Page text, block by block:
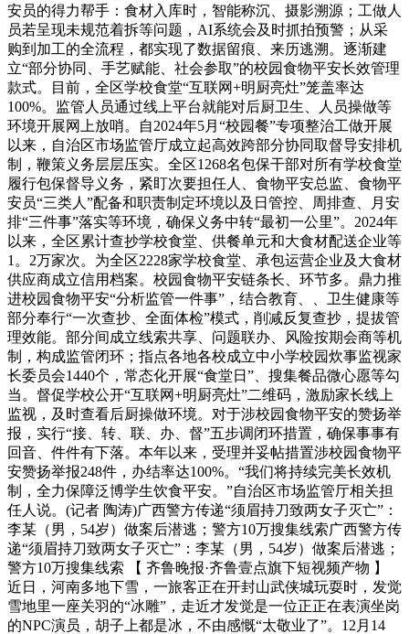
安员的得力帮手：食材入库时，智能称沉、摄影溯源；工做人
员若呈现未规范着拆等问题，AI系统会及时抓拍预警；从采
购到加工的全流程，都实现了数据留痕、来历逃溯。逐渐建
立“部分协同、手艺赋能、社会参取”的校园食物平安长效管理
款式。目前，全区学校食堂“互联网+明厨亮灶”笼盖率达
100%。监管人员通过线上平台就能对后厨卫生、人员操做等
环境开展网上放哨。自2024年5月“校园餐”专项整治工做开展
以来，自治区市场监管厅成立起高效跨部分协同取督导安排机
制，鞭策义务层层压实。全区1268名包保干部对所有学校食堂
履行包保督导义务，紧盯次要担任人、食物平安总监、食物平
安员“三类人”配备和职责制定环境以及日管控、周排查、月安
排“三件事”落实等环境，确保义务中转“最初一公里”。2024年
以来，全区累计查抄学校食堂、供餐单元和大食材配送企业等
1。2万家次。为全区2228家学校食堂、承包运营企业及大食材
供应商成立信用档案。校园食物平安链条长、环节多。鼎力推
进校园食物平安“分析监管一件事”，结合教育、、卫生健康等
部分奉行“一次查抄、全面体检”模式，削减反复查抄，提拔管
理效能。部分间成立线索共享、问题联办、风险按期会商等机
制，构成监管闭环；指点各地各校成立中小学校园炊事监视家
长委员会1440个，常态化开展“食堂日”、搜集餐品微心愿等勾
当。督促学校公开“互联网+明厨亮灶”二维码，激励家长线上
监视，及时查看后厨操做环境。对于涉校园食物平安的赞扬举
报，实行“接、转、联、办、督”五步调闭环措置，确保事事有
回音、件件有下落。本年以来，受理并妥帖措置涉校园食物平
安赞扬举报248件，办结率达100%。“我们将持续完美长效机
制，全力保障泛博学生饮食平安。”自治区市场监管厅相关担
任人说。(记者 陶涛)广西警方传递“须眉持刀致两女子灭亡”：
李某（男，54岁）做案后潜逃；警方10万搜集线索广西警方传
递“须眉持刀致两女子灭亡”：李某（男，54岁）做案后潜逃；
警方10万搜集线索 【 齐鲁晚报·齐鲁壹点旗下短视频产物 】
近日，河南多地下雪，一旅客正在开封山武侠城玩耍时，发觉
雪地里一座关羽的“冰雕”，走近才发觉是一位正正在表演坐岗
的NPC演员，胡子上都是冰，不由感慨“太敬业了”。12月14